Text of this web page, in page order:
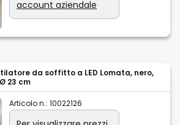
account aziendale
da soffitto a LED Lomata, nero,
23 cm
Articolo n.: 10022126